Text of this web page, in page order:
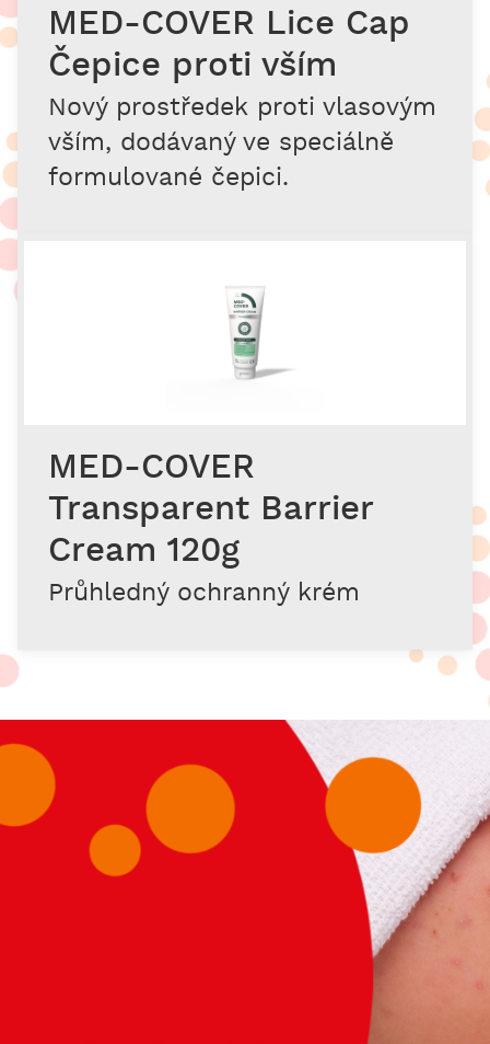
MED-COVER Lice Cap
Čepice proti vším
Nový prostředek proti vlasovým
vším, dodávaný ve speciálně
formulované čepici.
MED-COVER
Transparent Barrier
Cream 120g
Průhledný ochranný krém